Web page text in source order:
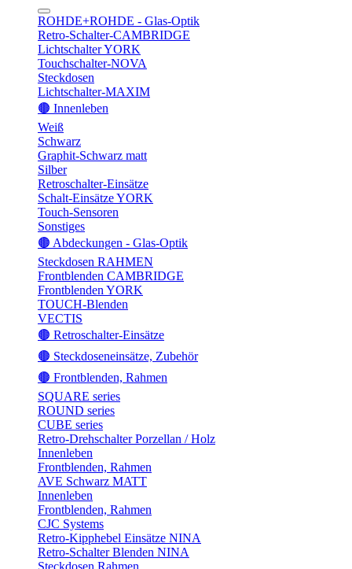
ROHDE+ROHDE - Glas-Optik
Retro-Schalter-CAMBRIDGE
Lichtschalter YORK
Touchschalter-NOVA
Steckdosen
Lichtschalter-MAXIM
🟤 Innenleben
Weiß
Schwarz
Graphit-Schwarz matt
Silber
Retroschalter-Einsätze
Schalt-Einsätze YORK
Touch-Sensoren
Sonstiges
🟤 Abdeckungen - Glas-Optik
Steckdosen RAHMEN
Frontblenden CAMBRIDGE
Frontblenden YORK
TOUCH-Blenden
VECTIS
🟤 Retroschalter-Einsätze
🟤 Steckdoseneinsätze, Zubehör
🟤 Frontblenden, Rahmen
SQUARE series
ROUND series
CUBE series
Retro-Drehschalter Porzellan / Holz
Innenleben
Frontblenden, Rahmen
AVE Schwarz MATT
Innenleben
Frontblenden, Rahmen
CJC Systems
Retro-Kipphebel Einsätze NINA
Retro-Schalter Blenden NINA
Steckdosen Rahmen